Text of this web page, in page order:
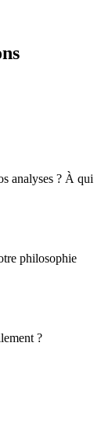
analyses ? À qui
philosophie
?